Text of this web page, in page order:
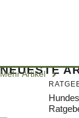
NEUESTE
Mehr Artikel